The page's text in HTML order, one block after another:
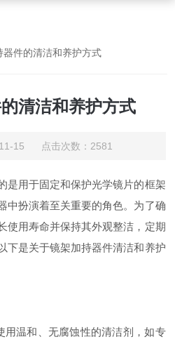
器件的清洁和养护方式
清洁和养护方式
11-15 点击次数：2581
用于固定和保护光学镜片的框架
中扮演着至关重要的角色。为了确
使用寿命并保持其外观整洁，定期
下是关于镜架加持器件清洁和养护
温和、无腐蚀性的清洁剂，如专